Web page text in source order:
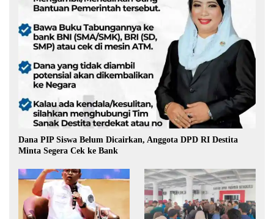
Dana PIP Siswa Belum Dicairkan, Anggota DPD RI Destita
Minta Segera Cek ke Bank